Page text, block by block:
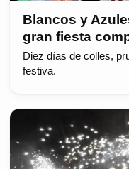
Blancos y
gran fiesta
Diez días de colles,
festiva.